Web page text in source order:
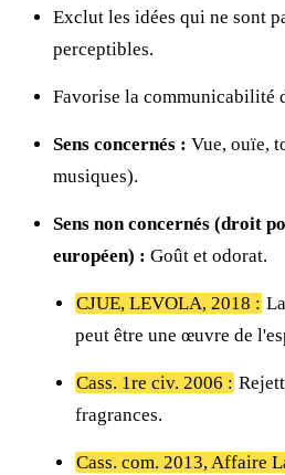
Exclut les idées qui ne sont
perceptibles.
Favorise la communicabilité
Sens concernés : Vue, ouïe,
musiques).
Sens non concernés (droit
européen) : Goût et odorat.
CJUE, LEVOLA, 2018 :
peut être une œuvre de
Cass. 1re civ. 2006 :
fragrances.
Cass. com. 2013, Affaire